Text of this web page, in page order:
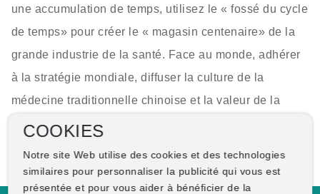
une accumulation de temps, utilisez le « fossé du cycle
de temps» pour créer le « magasin centenaire» de la
grande industrie de la santé. Face au monde, adhérer
à la stratégie mondiale, diffuser la culture de la
médecine traditionnelle chinoise et la valeur de la
marque winstown, renforcer le discours sur le marché
nations» avec le « fossé culturel de la marque».
COOKIES
Notre site Web utilise des cookies et des technologies
similaires pour personnaliser la publicité qui vous est
présentée et pour vous aider à bénéficier de la